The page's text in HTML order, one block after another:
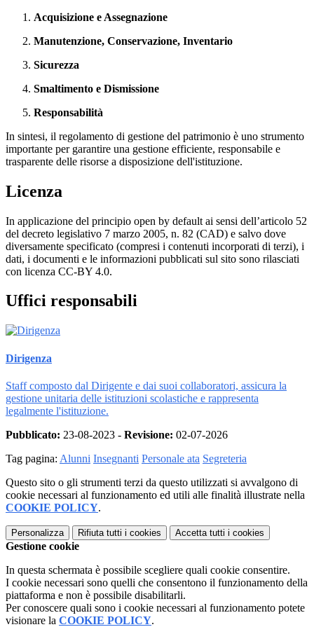
Acquisizione e Assegnazione
Manutenzione, Conservazione, Inventario
Sicurezza
Smaltimento e Dismissione
Responsabilità
In sintesi, il regolamento di gestione del patrimonio è uno strumento
importante per garantire una gestione efficiente, responsabile e
trasparente delle risorse a disposizione dell'istituzione.
Licenza
In applicazione del principio open by default ai sensi dell’articolo 52
del decreto legislativo 7 marzo 2005, n. 82 (CAD) e salvo dove
diversamente specificato (compresi i contenuti incorporati di terzi), i
dati, i documenti e le informazioni pubblicati sul sito sono rilasciati
con licenza CC-BY 4.0.
Uffici responsabili
Dirigenza
Staff composto dal Dirigente e dai suoi collaboratori, assicura la
gestione unitaria delle istituzioni scolastiche e rappresenta
legalmente l'istituzione.
Pubblicato: 23-08-2023 - Revisione: 02-07-2026
Tag pagina: Alunni Insegnanti Personale ata Segreteria
Questo sito o gli strumenti terzi da questo utilizzati si avvalgono di
cookie necessari al funzionamento ed utili alle finalità illustrate nella
COOKIE POLICY.
Personalizza Rifiuta tutti i cookies Accetta tutti i cookies
Gestione cookie
In questa schermata è possibile scegliere quali cookie consentire.
I cookie necessari sono quelli che consentono il funzionamento della
piattaforma e non è possibile disabilitarli.
Per conoscere quali sono i cookie necessari al funzionamento potete
visionare la COOKIE POLICY.